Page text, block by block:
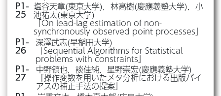
P1-
25
塩谷天章(東京大学)，林高樹(慶應義塾大学)，小
池祐太(東京大学)
「On lead-lag estimation of non-
synchronously observed point processes」
P1-
26
深澤武志(早稲田大学)
「Sequential Algorithms for Statistical
problems with constraints」
P1-
27
中野領也，談佳純，星野崇宏(慶應義塾大学)
「操作変数を用いたメタ分析における出版バイ
アスの補正手法の提案」